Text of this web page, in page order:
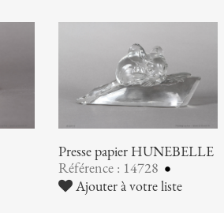
Presse papier HUNEBELLE
Référence : 14728
Ajouter à votre liste